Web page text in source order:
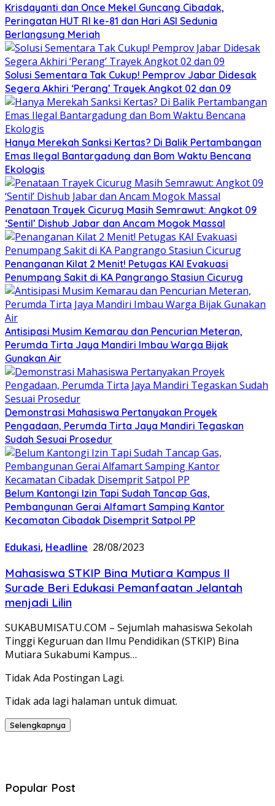
Krisdayanti dan Once Mekel Guncang Cibadak,
Peringatan HUT RI ke-81 dan Hari ASI Sedunia
Berlangsung Meriah
Solusi Sementara Tak Cukup! Pemprov Jabar Didesak
Segera Akhiri ‘Perang’ Trayek Angkot 02 dan 09
Hanya Merekah Sanksi Kertas? Di Balik Pertambangan
Emas Ilegal Bantargadung dan Bom Waktu Bencana
Ekologis
Penataan Trayek Cicurug Masih Semrawut: Angkot 09
‘Sentil’ Dishub Jabar dan Ancam Mogok Massal
Penanganan Kilat 2 Menit! Petugas KAI Evakuasi
Penumpang Sakit di KA Pangrango Stasiun Cicurug
Antisipasi Musim Kemarau dan Pencurian Meteran,
Perumda Tirta Jaya Mandiri Imbau Warga Bijak
Gunakan Air
Demonstrasi Mahasiswa Pertanyakan Proyek
Pengadaan, Perumda Tirta Jaya Mandiri Tegaskan
Sudah Sesuai Prosedur
Belum Kantongi Izin Tapi Sudah Tancap Gas,
Pembangunan Gerai Alfamart Samping Kantor
Kecamatan Cibadak Disemprit Satpol PP
Edukasi, Headline 28/08/2023
Mahasiswa STKIP Bina Mutiara Kampus II
Surade Beri Edukasi Pemanfaatan Jelantah
menjadi Lilin
SUKABUMISATU.COM – Sejumlah mahasiswa Sekolah
Tinggi Keguruan dan Ilmu Pendidikan (STKIP) Bina
Mutiara Sukabumi Kampus…
Tidak Ada Postingan Lagi.
Tidak ada lagi halaman untuk dimuat.
Selengkapnya
Popular Post